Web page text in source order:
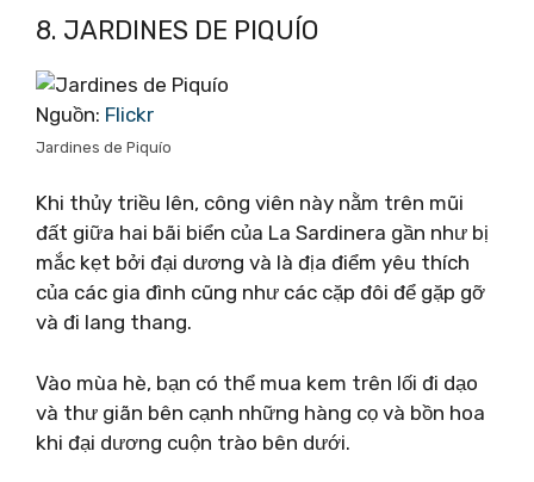
8. JARDINES DE PIQUÍO
Nguồn: Flickr
Jardines de Piquío
Khi thủy triều lên, công viên này nằm trên mũi
đất giữa hai bãi biển của La Sardinera gần như bị
mắc kẹt bởi đại dương và là địa điểm yêu thích
của các gia đình cũng như các cặp đôi để gặp gỡ
và đi lang thang.
Vào mùa hè, bạn có thể mua kem trên lối đi dạo
và thư giãn bên cạnh những hàng cọ và bồn hoa
khi đại dương cuộn trào bên dưới.